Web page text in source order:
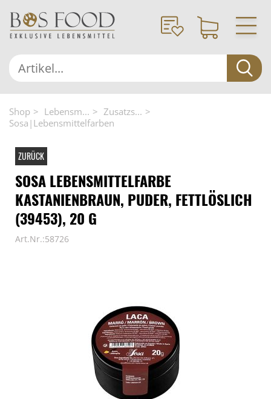
Shop Lebensm...
Zusatzs...
Sosa|Lebensmittelfarben
ZURÜCK
SOSA LEBENSMITTELFARBE
KASTANIENBRAUN, PUDER, FETTLÖSLICH
(39453), 20 G
Art.Nr.:58726